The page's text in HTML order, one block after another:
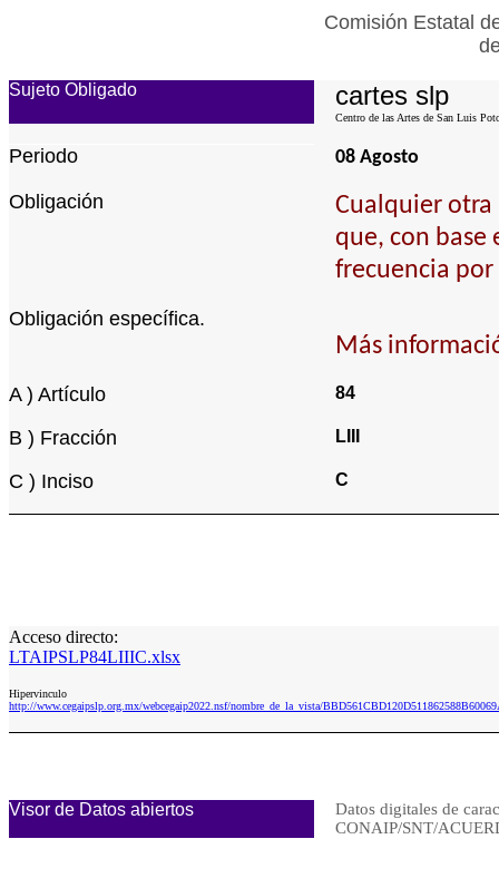
Comisión Estatal
Sujeto Obligado cartes slp
Centro de las Artes de San Luis
Periodo 08 Agosto
Obligación
Cualquier otra
que, con base
frecuencia
Obligación específica.
Más
A ) Artículo 84
B ) Fracción LIII
C ) Inciso C
Acceso directo:
LTAIPSLP84LIIIC.xlsx
Hipervinculo
http://www.cegaipslp.org.mx/webcegaip2022.nsf/nombre_de_la_vista/
Visor de Datos abiertos
Datos digitales de
CONAIP/SNT/